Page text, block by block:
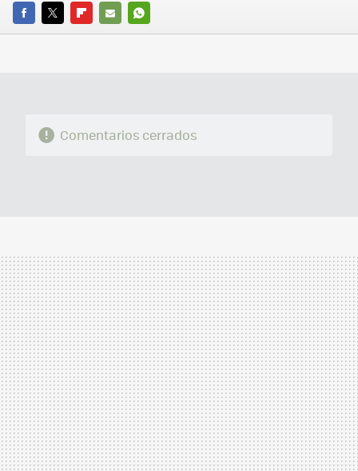
FACEBOOK
TWITTERFLIPBOARD
E-
WHATSAPP
Comentarios cerrados